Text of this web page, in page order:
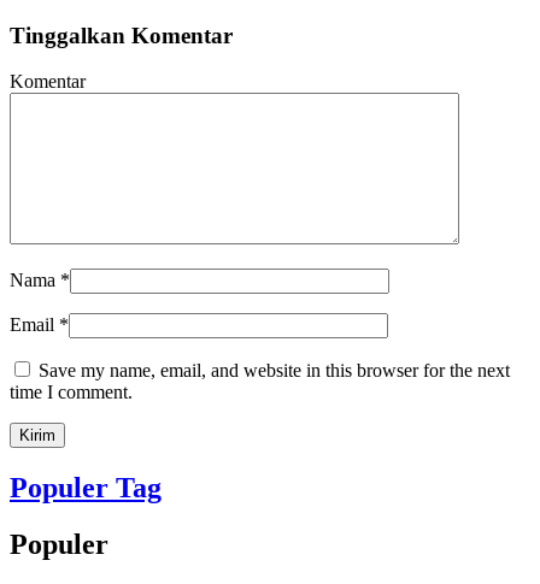
Tinggalkan Komentar
Komentar
Nama *
Email *
Save my name, email, and website in this browser for the next
time I comment.
Populer Tag
Populer